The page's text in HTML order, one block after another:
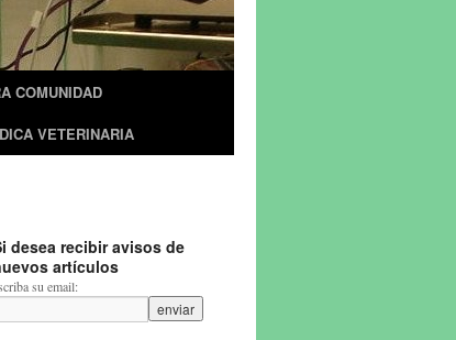
COMUNIDAD
VETERINARIA
desea recibir avisos de
artículos
su email: